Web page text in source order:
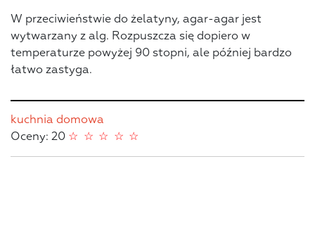
W przeciwieństwie do żelatyny, agar-agar jest
wytwarzany z alg. Rozpuszcza się dopiero w
temperaturze powyżej 90 stopni, ale później bardzo
łatwo zastyga.
kuchnia domowa
Oceny: 20
☆
☆
☆
☆
☆